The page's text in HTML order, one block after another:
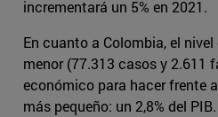
incrementará un 5% en 2021.
En cuanto a Colombia, el
menor (77.313 casos y 2.611
económico para hacer frente
más pequeño: un 2,8% del